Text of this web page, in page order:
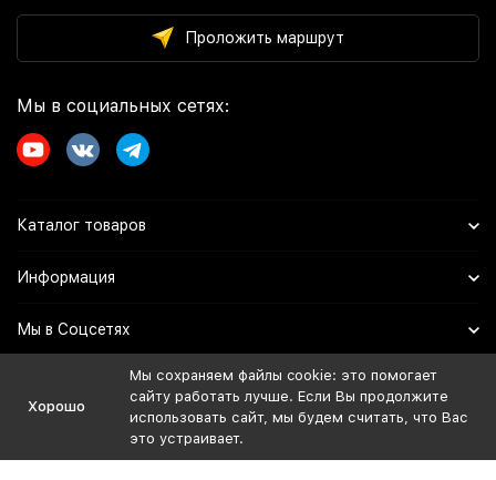
Проложить маршрут
Мы в социальных сетях:
Каталог товаров
Информация
Мы в Соцсетях
Политика персональных данных
Хорошо
Мы сохраняем файлы cookie: это помогает
сайту работать лучше. Если Вы продолжите
использовать сайт, мы будем считать, что Вас
это устраивает.